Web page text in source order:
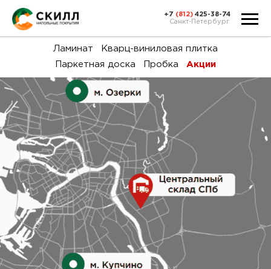
и
+7 (812) 425-38-74
Санкт-Петербург
Ламинат
Кварц-виниловая плитка
Паркетная доска
Пробка Акции